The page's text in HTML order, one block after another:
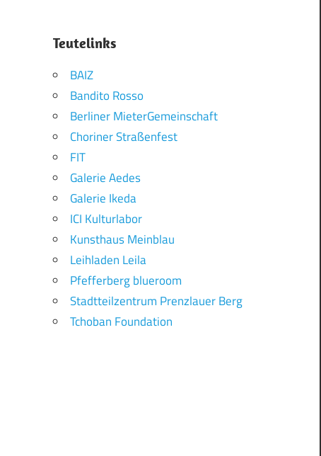
Teutelinks
BAIZ
Bandito Rosso
Berliner MieterGemeinschaft
Choriner Straßenfest
FIT
Galerie Aedes
Galerie Ikeda
ICI Kulturlabor
Kunsthaus Meinblau
Leihladen Leila
Pfefferberg blueroom
Stadtteilzentrum Prenzlauer Berg
Tchoban Foundation